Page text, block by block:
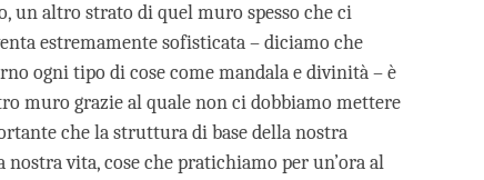
un altro strato di quel muro spesso che ci
estremamente sofisticata – diciamo che
ogni tipo di cose come mandala e divinità – è
muro grazie al quale non ci dobbiamo mettere
che la struttura di base della nostra
vita, cose che pratichiamo per un’ora al